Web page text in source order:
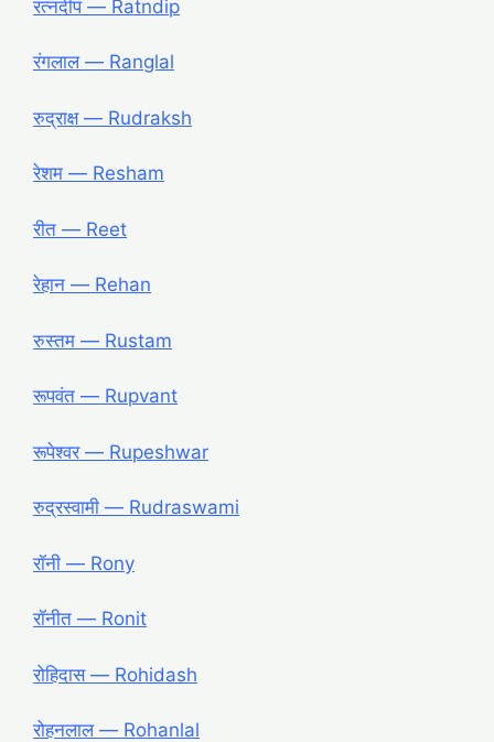
रत्नदीप ― Ratndip
रंगलाल ― Ranglal
रुद्राक्ष ― Rudraksh
रेशम ― Resham
रीत ― Reet
रेहान ― Rehan
रुस्तम ― Rustam
रूपवंत ― Rupvant
रूपेश्वर ― Rupeshwar
रुद्रस्वामी ― Rudraswami
रॉनी ― Rony
रॉनीत ― Ronit
रोहिदास ― Rohidash
रोहनलाल ― Rohanlal